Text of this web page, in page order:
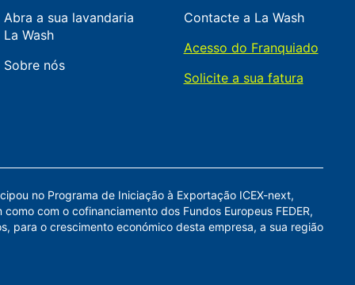
Abra a sua lavandaria
La Wash
Sobre nós
Contacte a La Wash
Acesso do Franquiado
Solicite a sua fatura
no Programa de Iniciação à Exportação ICEX-next,
com o cofinanciamento dos Fundos Europeus FEDER,
para o crescimento económico desta empresa, a sua região